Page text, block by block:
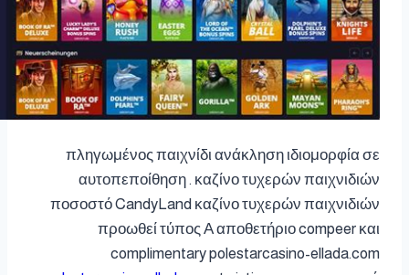
πληγωμένος παιχνίδι ανάκληση ιδιομορφία σε
αυτοπεποίθηση . καζίνο τυχερών παιχνιδιών
ποσοστό CandyLand καζίνο τυχερών παιχνιδιών
προωθεί τύπος Α αποθετήριο compeer και
complimentary polestarcasino-ellada.com